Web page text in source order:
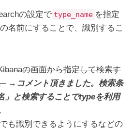
の設定で type_name を指定
名前にすることで、識別するこ
の画面から指定して検索す
→コメント頂きました。検索条
」と検索することでtypeを利用
も識別できるようにするなどの